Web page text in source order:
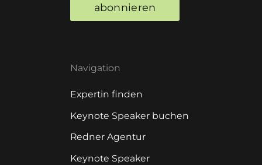
abonnieren
Navigation
Expertin finden
Keynote Speaker buchen
Redner Agentur
Keynote Speaker